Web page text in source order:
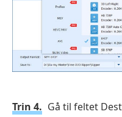
Trin 4. Gå til feltet